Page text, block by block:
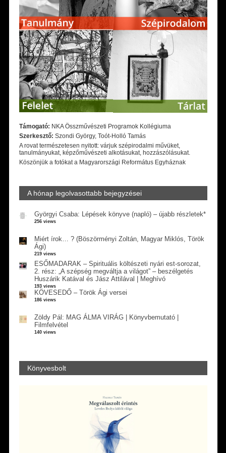
Támogató: NKA Összművészeti Programok Kollégiuma
Szerkesztő: Szondi György, Toót-Holló Tamás
A rovat természetesen nyitott: várjuk szépirodalmi művüket,
tanulmányukat, képzőművészeti alkotásukat, hozzászólásukat.
Köszönjük a fotókat a Magyarországi Református Egyháznak
A hónap legolvasottabb bejegyzései
Györgyi Csaba: Lépések könyve (napló) – újabb részletek*
256 views
Miért írok… ? (Böszörményi Zoltán, Magyar Miklós, Török
Ági)
219 views
ESŐMADARAK – Spirituális költészeti nyári est-sorozat,
2. rész: „A szépség megváltja a világot” – beszélgetés
Huszárik Katával és Jász Attilával | Meghívó
193 views
KÖVESEDŐ – Török Ági versei
186 views
Zöldy Pál: MAG ÁLMA VIRÁG | Könyvbemutató |
Filmfelvétel
140 views
Könyvesbolt